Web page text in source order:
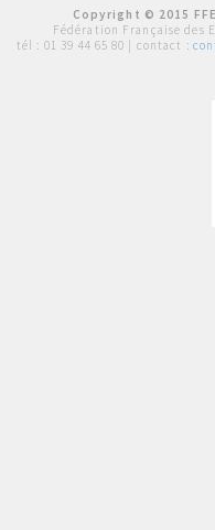
Copyright © 2015
Fédération Française des
tél : 01 39 44 65 80 | contact :